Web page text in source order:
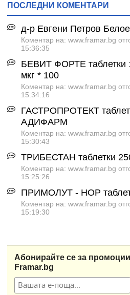
ПОСЛЕДНИ КОМЕНТАРИ
д-р Евгени Петров
Коментар на: www.framar.bg
15:36:35
БЕВИТ ФОРТЕ таблетки
мкг * 100
Коментар на: www.framar.bg
15:34:16
ГАСТРОПРОТЕКТ
АДИФАРМ
Коментар на: www.framar.bg
15:30:43
ТРИБЕСТАН таблетки
Коментар на: www.framar.bg
15:25:26
ПРИМОЛУТ - НОР
Коментар на: www.framar.bg
15:19:30
Абонирайте се за
Framar.bg